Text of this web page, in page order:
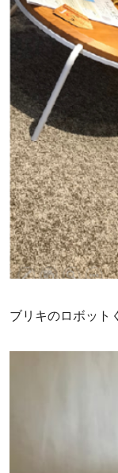
ブリキのロボット